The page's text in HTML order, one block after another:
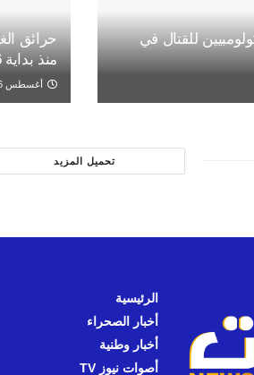
للقتال في
منذ بداية 2026
أغسطس 6, 2026
تحميل المزيد
الرئيسية
أخبار الصحراء
أخبار وطنية
أصوات نيوز TV